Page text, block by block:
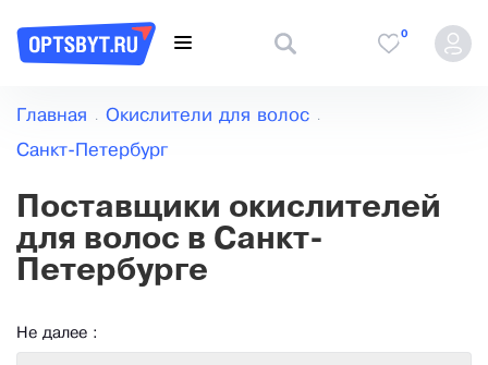
0
Главная Окислители для волос
Санкт-Петербург
Поставщики окислителей
для волос в Санкт-
Петербурге
Не далее :